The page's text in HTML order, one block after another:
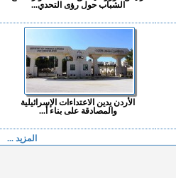
الشباب حول رؤى التحدي...
الأردن يدين الاعتداءات الإسرائيلية
والمصادقة على بناء أ...
المزيد ...